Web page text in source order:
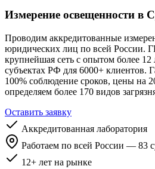
Измерение освещенности в
Проводим аккредитованные
юридических лиц по всей России.
крупнейшая сеть с опытом более 12
субъектах РФ для 6000+ клиентов.
100% соблюдение сроков, цены на
определяем более 170 видов
Оставить заявку
Аккредитованная лаборатория
Работаем по всей России — 83
12+ лет на рынке